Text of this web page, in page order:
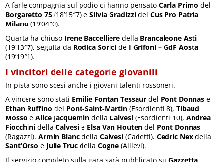
A farle compagnia sul podio ci hanno pensatoCarla Primo del
Borgaretto 75 (18’15″7) eSilvia Gradizzi delCus Pro Patria
Milano (19’04″0).
Quarta ha chiuso Irene Baccelliere della Brancaleone Asti
(19’13″7), seguita da Rodica Sorici de I Grifoni – GdF Aosta
(19’19″1).
I vincitori delle categorie giovanili
In pista sono scesi anche i giovani talenti rossoneri.
A vincere sono stati Emilie Fontan Tessaur del Pont Donnas e
Ethan Ruffino del Pont-Saint-Martin (Esordienti 8),Tibaud
Mosso eAlice Jacquemin dellaCalvesi (Esordienti 10),Andrea
Fiocchini dellaCalvesi e Elsa Van Houten del Pont Donnas
(Ragazzi),Armin Blanc dellaCalvesi (Cadetti),Cedric Nex della
Sant’Orso e Julie Truc dellaCogne (Allievi).
Il servizio completo sulla gara sarà pubblicato suGazzetta